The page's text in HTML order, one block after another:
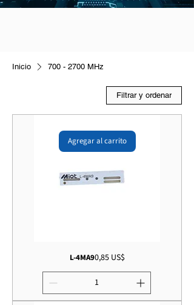
Inicio 700 - 2700 MHz
Filtrar y ordenar
Agregar al carrito
L-4MA9Precio
0,85 US$